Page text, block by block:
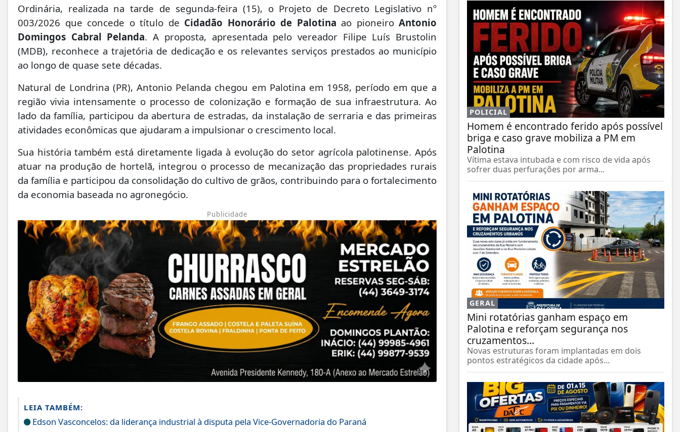
Ordinária, realizada na tarde de segunda-feira (15), o Projeto de Decreto Legislativo nº
003/2026 que concede o título de Cidadão Honorário de Palotina ao pioneiro Antonio
Domingos Cabral Pelanda. A proposta, apresentada pelo vereador Filipe Luís Brustolin
(MDB), reconhece a trajetória de dedicação e os relevantes serviços prestados ao município
ao longo de quase sete décadas.
Natural de Londrina (PR), Antonio Pelanda chegou em Palotina em 1958, período em que a
região vivia intensamente o processo de colonização e formação de sua infraestrutura. Ao
lado da família, participou da abertura de estradas, da instalação de serraria e das primeiras
atividades econômicas que ajudaram a impulsionar o crescimento local.
Sua história também está diretamente ligada à evolução do setor agrícola palotinense. Após
atuar na produção de hortelã, integrou o processo de mecanização das propriedades rurais
da família e participou da consolidação do cultivo de grãos, contribuindo para o fortalecimento
da economia baseada no agronegócio.
Publicidade
LEIA TAMBÉM:
Edson Vasconcelos: da liderança industrial à disputa pela Vice-Governadoria do Paraná
POLICIAL
Homem é encontrado ferido após possível
briga e caso grave mobiliza a PM em
Palotina
Vítima estava intubada e com risco de vida após
sofrer duas perfurações por arma...
GERAL
Mini rotatórias ganham espaço em
Palotina e reforçam segurança nos
cruzamentos...
Novas estruturas foram implantadas em dois
pontos estratégicos da cidade após...